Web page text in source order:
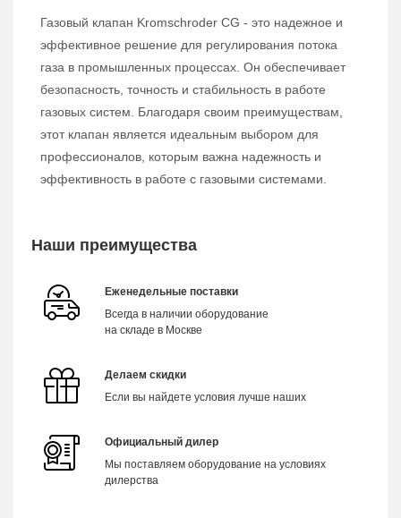
Газовый клапан Kromschroder CG - это надежное и
эффективное решение для регулирования потока
газа в промышленных процессах. Он обеспечивает
безопасность, точность и стабильность в работе
газовых систем. Благодаря своим преимуществам,
этот клапан является идеальным выбором для
профессионалов, которым важна надежность и
эффективность в работе с газовыми системами.
Наши преимущества
Еженедельные поставки
Всегда в наличии оборудование
на складе в Москве
Делаем скидки
Если вы найдете условия лучше наших
Официальный дилер
Мы поставляем оборудование на условиях
дилерства